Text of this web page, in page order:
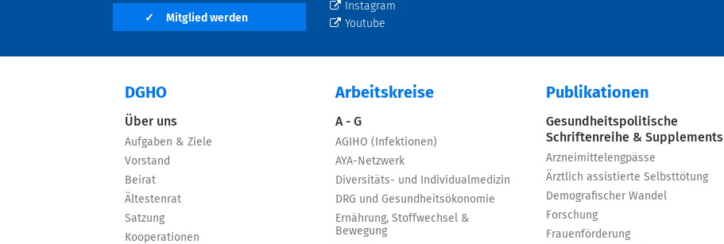
✓ Mitglied werden
Instagram
Youtube
DGHO
Über uns
Aufgaben & Ziele
Vorstand
Beirat
Ältestenrat
Satzung
Kooperationen
Arbeitskreise
A - G
AGIHO (Infektionen)
AYA-Netzwerk
Diversitäts- und Individualmedizin
DRG und Gesundheitsökonomie
Ernährung, Stoffwechsel &
Bewegung
Publikationen
Gesundheitspolitische
Schriftenreihe & Supplements
Arzneimittelengpässe
Ärztlich assistierte Selbsttötung
Demografischer Wandel
Forschung
Frauenförderung